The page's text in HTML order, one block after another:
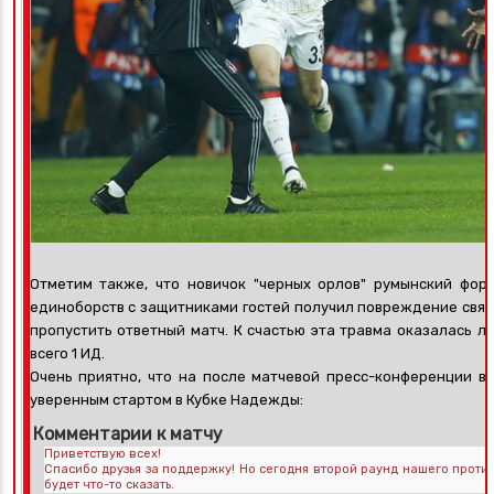
Отметим также, что новичок "черных орлов" румынский
единоборств с защитниками гостей получил повреждение
пропустить ответный матч. К счастью эта травма оказалась
всего 1 ИД.
Очень приятно, что на после матчевой пресс-конференции
уверенным стартом в Кубке Надежды:
Комментарии к матчу
Приветствую всех!
Спасибо друзья за поддержку! Но сегодня второй раунд нашего
будет что-то сказать.